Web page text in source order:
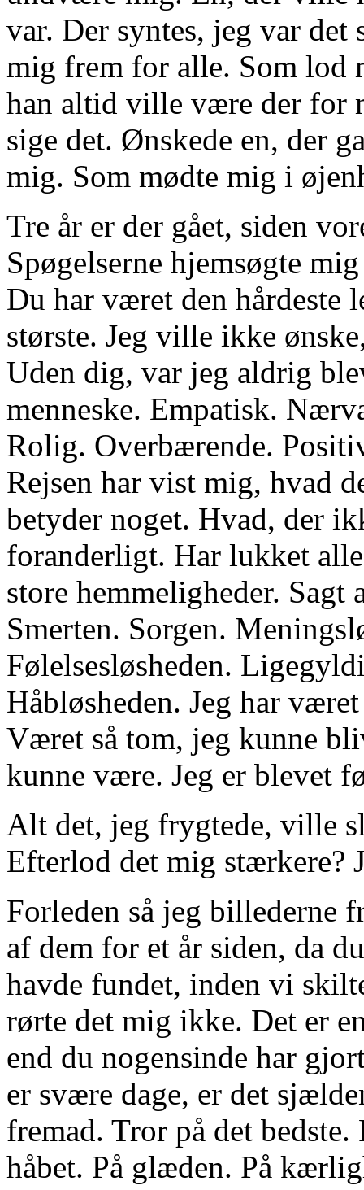
var. Der syntes, jeg var
mig frem for alle. Som lod
han altid ville være der for
sige det. Ønskede en, der
mig. Som mødte mig i
Tre år er der gået, siden
Spøgelserne hjemsøgte
Du har været den hårdeste
største. Jeg ville ikke
Uden dig, var jeg aldrig
menneske. Empatisk.
Rolig. Overbærende.
Rejsen har vist mig, hvad
betyder noget. Hvad, der
foranderligt. Har lukket
store hemmeligheder.
Smerten. Sorgen.
Følelsesløsheden.
Håbløsheden. Jeg har
Været så tom, jeg kunne
kunne være. Jeg er blevet
Alt det, jeg frygtede, ville
Efterlod det mig stærkere?
Forleden så jeg billederne
af dem for et år siden, da
havde fundet, inden vi
rørte det mig ikke. Det er
end du nogensinde har
er svære dage, er det
fremad. Tror på det bedste.
håbet. På glæden. På